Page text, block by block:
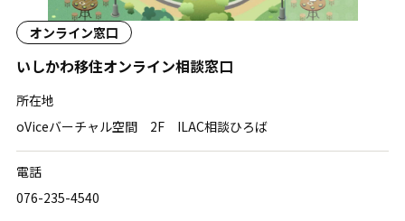
オンライン窓口
いしかわ移住オンライン相談窓口
所在地
oViceバーチャル空間 2F ILAC相談ひろば
電話
076-235-4540